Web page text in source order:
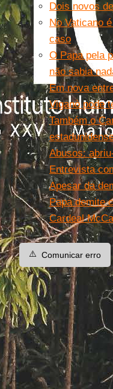
Dois novos
No Vaticano
caso
O Papa pela
não sabia
Em nova
Viganò pode
Também o
Abusos:
Entrevista
Apesar da
Papa demite
Cardeal
⚠️ Comunicar erro